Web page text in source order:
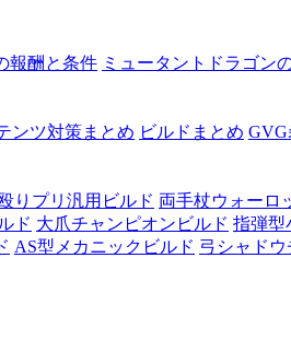
報酬と条件 ミュータントドラゴン
ンツ対策まとめ ビルドまとめ GVG
殴りプリ汎用ビルド 両手杖ウォーロ
ド 大爪チャンピオンビルド 指弾型
AS型メカニックビルド 弓シャド